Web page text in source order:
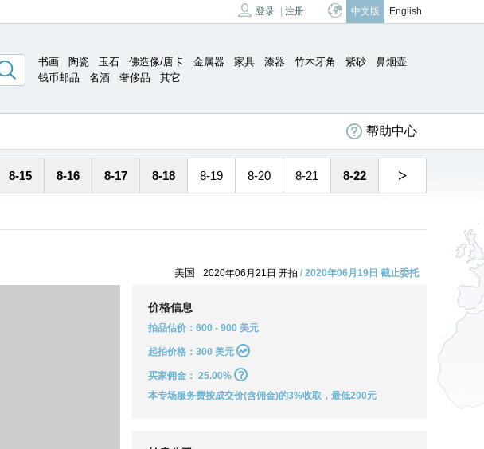
登录 注册 中文版 English
书画 陶瓷 玉石 佛造像/唐卡 金属器 家具 漆器 竹木牙角 紫砂
鼻烟壶
钱币邮品
名酒 奢侈品 其它
帮助中心
8-15 8-16 8-17 8-18 8-19 8-20 8-21 8-22 >
美国 2020年06月21日 开拍 / 2020年06月19日 截止委托
价格信息
拍品估价：600 - 900 美元
起拍价格：300 美元
买家佣金： 25.00%
本专场服务费按成交价(含佣金)的3%收取，最低200元